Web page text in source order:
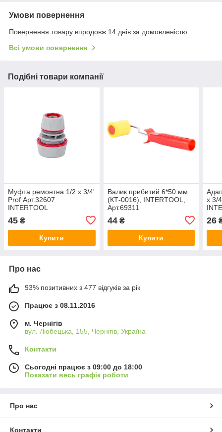
Умови повернення
Повернення товару впродовж 14 днів за домовленістю
Всі умови повернення
Подібні товари компанії
Муфта ремонтна 1/2 х 3/4'
Prof Арт.32607
INTERTOOL
45 ₴
Купити
Валик прибитий 6*50 мм
(КТ-0016), INTERTOOL,
Арт.69311
44₴
Купити
х 3/
26
Про нас
93% позитивних з 477 відгуків за рік
Працює з 08.11.2016
м. Чернігів
вул. Любецька, 155, Чернігів, Україна
Контакти
Сьогодні працює з 09:00 до 18:00
Показати весь графік роботи
Про нас
Контакти